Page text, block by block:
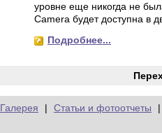
уровне еще никогда не
Camera будет доступна в
Подробнее...
Галерея | Статьи и фотоотчеты |